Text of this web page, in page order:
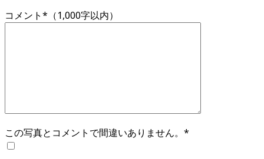
コメント*（1,000字以内）
この写真とコメントで間違いありません。*